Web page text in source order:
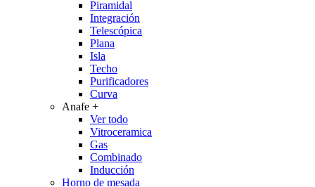
Piramidal
Integración
Telescópica
Plana
Isla
Techo
Purificadores
Curva
Anafe +
Ver todo
Vitroceramica
Gas
Combinado
Inducción
Horno de mesada